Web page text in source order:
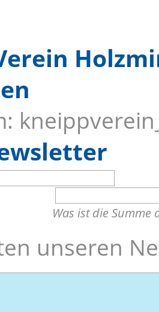
Was ist die Summe
unseren